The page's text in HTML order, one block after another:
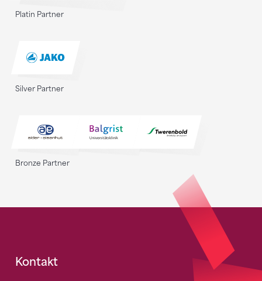
Platin Partner
Silver Partner
Bronze Partner
Fusszeile
Kontakt